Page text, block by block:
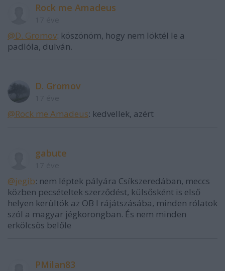
Rock me Amadeus
@D. Gromov: köszönöm, hogy nem löktél le a
padlóla, dulván.
D. Gromov
@Rock me Amadeus: kedvellek, azért
gabute
@jegib: nem léptek pályára Csíkszeredában, meccs
közben pecsételtek szerződést, külsősként is első
helyen kerültök az OB I rájátszásába, minden rólatok
szól a magyar jégkorongban. És nem minden
erkölcsös belőle
PMilan83